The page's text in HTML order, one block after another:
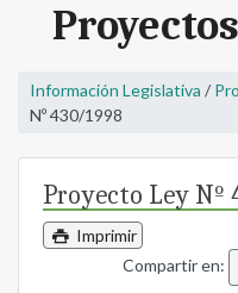
Información Legislativa /
Nº 430/1998
Proyecto Ley Nº
Imprimir
Compartir en: